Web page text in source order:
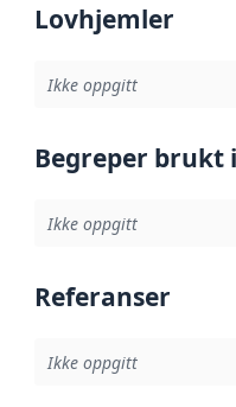
Lovhjemler
Ikke oppgitt
Begreper brukt
Ikke oppgitt
Referanser
Ikke oppgitt